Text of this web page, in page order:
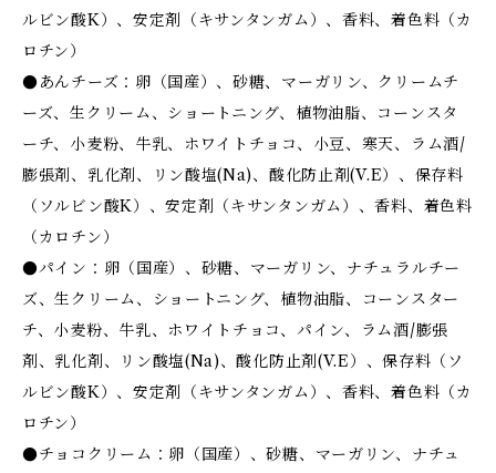
ルビン酸K）、安定剤（キサンタンガム）、香料、着色料（カ
ロチン）
●あんチーズ：卵（国産）、砂糖、マーガリン、クリームチ
ーズ、生クリーム、ショートニング、植物油脂、コーンスタ
ーチ、小麦粉、牛乳、ホワイトチョコ、小豆、寒天、ラム酒/
膨張剤、乳化剤、リン酸塩(Na)、酸化防止剤(V.E）、保存料
（ソルビン酸K）、安定剤（キサンタンガム）、香料、着色料
（カロチン）
●パイン：卵（国産）、砂糖、マーガリン、ナチュラルチー
ズ、生クリーム、ショートニング、植物油脂、コーンスター
チ、小麦粉、牛乳、ホワイトチョコ、パイン、ラム酒/膨張
剤、乳化剤、リン酸塩(Na)、酸化防止剤(V.E）、保存料（ソ
ルビン酸K）、安定剤（キサンタンガム）、香料、着色料（カ
ロチン）
●チョコクリーム：卵（国産）、砂糖、マーガリン、ナチュ